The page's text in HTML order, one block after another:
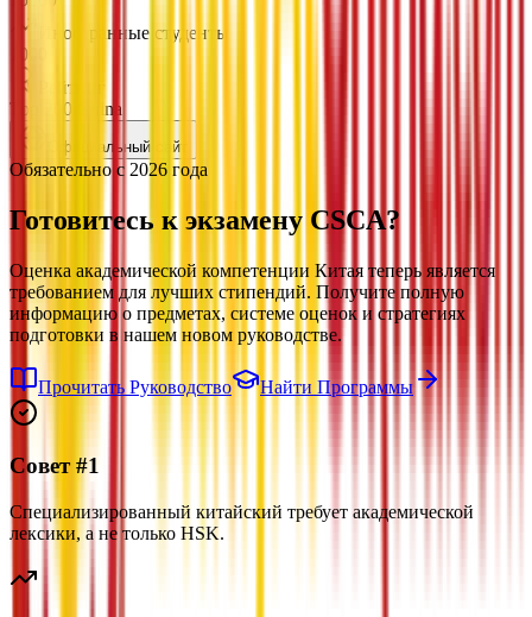
Иностранные студенты
1000
Рейтинг
Top 200 China
Официальный сайт
Обязательно с 2026 года
Готовитесь к экзамену CSCA?
Оценка академической компетенции Китая теперь является
требованием для лучших стипендий. Получите полную
информацию о предметах, системе оценок и стратегиях
подготовки в нашем новом руководстве.
Прочитать Руководство Найти Программы
Совет #1
Специализированный китайский требует академической
лексики, а не только HSK.